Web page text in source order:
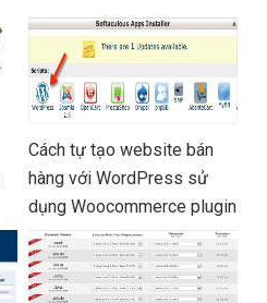
Cách tự tạo website bán
hàng với WordPress sử
dụng Woocommerce plugin